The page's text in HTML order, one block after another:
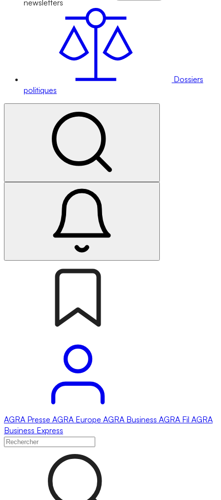
newsletters
Dossiers
politiques
AGRA Presse AGRA Europe AGRA Business AGRA Fil AGRA
Business Express